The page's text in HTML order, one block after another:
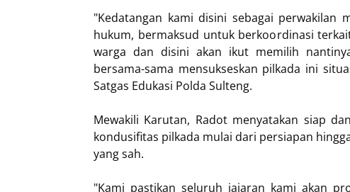
"Kedatangan kami disini sebagai perwakilan
hukum, bermaksud untuk berkoordinasi
warga dan disini akan ikut memilih
bersama-sama mensukseskan pilkada ini
Satgas Edukasi Polda Sulteng.
Mewakili Karutan, Radot menyatakan siap
kondusifitas pilkada mulai dari persiapan
yang sah.
"Kami pastikan seluruh jajaran kami akan